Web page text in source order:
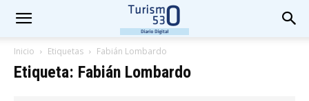
Inicio Etiquetas Fabián Lombardo
Etiqueta: Fabián Lombardo